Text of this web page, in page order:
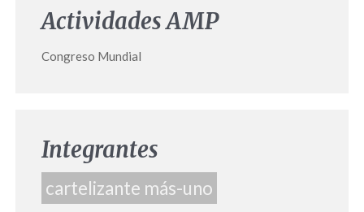
Actividades AMP
Congreso Mundial
Integrantes
cartelizante más-uno